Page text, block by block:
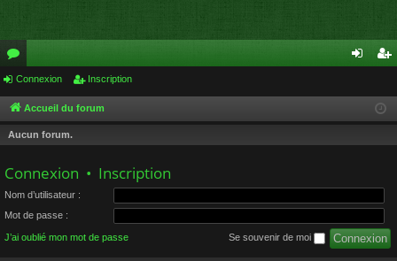
or
u
m
cri
Connexion Inscription
Accueil du forum
Aucun forum.
Connexion • Inscription
Nom d’utilisateur :
Mot de passe :
J’ai oublié mon mot de passe Se souvenir de moi